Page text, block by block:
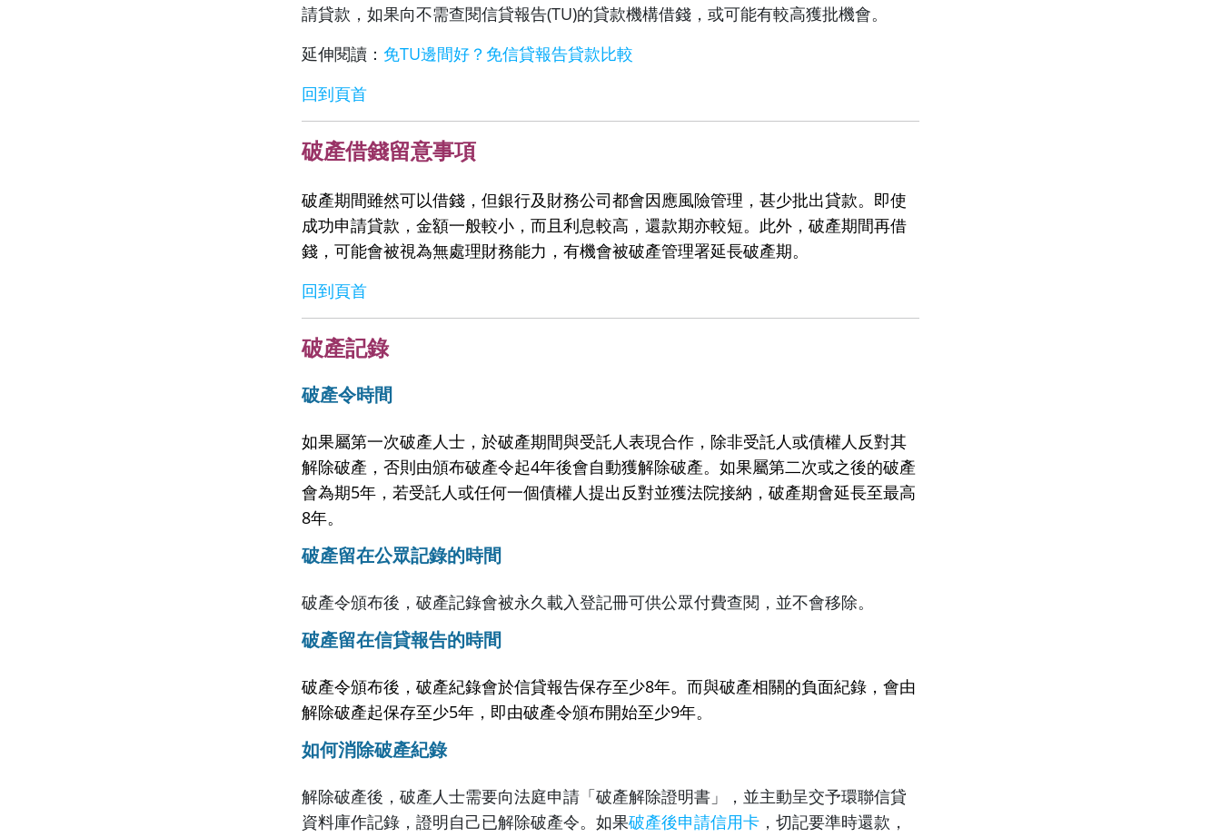
請貸款，如果向不需查閱信貸報告(TU)的貸款機構借錢，或可能有較高獲批機會。
延伸閱讀： 免TU邊間好？免信貸報告貸款比較
回到頁首
破產借錢留意事項
破產期間雖然可以借錢，但銀行及財務公司都會因應風險管理，甚少批出貸款。即使
成功申請貸款，金額一般較小，而且利息較高，還款期亦較短。此外，破產期間再借
錢，可能會被視為無處理財務能力，有機會被破產管理署延長破產期。
回到頁首
破產記錄
破產令時間
如果屬第一次破產人士，於破產期間與受託人表現合作，除非受託人或債權人反對其
解除破產，否則由頒布破產令起4年後會自動獲解除破產。如果屬第二次或之後的破產
會為期5年，若受託人或任何一個債權人提出反對並獲法院接納，破產期會延長至最高
8年。
破產留在公眾記錄的時間
破產令頒布後，破產記錄會被永久載入登記冊可供公眾付費查閱，並不會移除。
破產留在信貸報告的時間
破產令頒布後，​​​​​​破產紀錄會於信貸報告保存至少8年。而與破產相關的負面紀錄，會由
解除破產起保存至少5年，即由破產令頒布開始至少9年。
如何消除破產紀錄
解除破產後，破產人士需要向法庭申請「破產解除證明書」，並主動呈交予環聯信貸
資料庫作記錄，證明自己已解除破產令。如果破產後申請信用卡 ，切記要準時還款，